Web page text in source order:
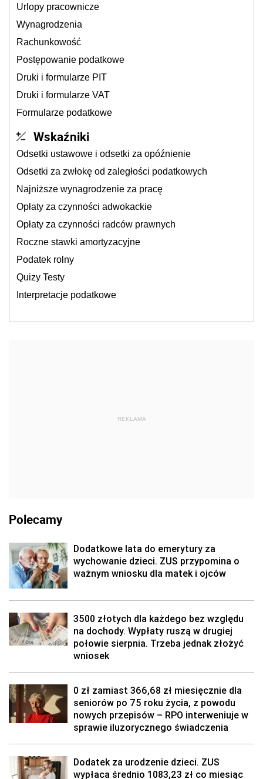
Urlopy pracownicze
Wynagrodzenia
Rachunkowość
Postępowanie podatkowe
Druki i formularze PIT
Druki i formularze VAT
Formularze podatkowe
Wskaźniki
Odsetki ustawowe i odsetki za opóźnienie
Odsetki za zwłokę od zaległości podatkowych
Najniższe wynagrodzenie za pracę
Opłaty za czynności adwokackie
Opłaty za czynności radców prawnych
Roczne stawki amortyzacyjne
Podatek rolny
Quizy Testy
Interpretacje podatkowe
REKLAMA
Polecamy
Dodatkowe lata do emerytury za
wychowanie dzieci. ZUS przypomina o
ważnym wniosku dla matek i ojców
3500 złotych dla każdego bez względu
na dochody. Wypłaty ruszą w drugiej
połowie sierpnia. Trzeba jednak złożyć
wniosek
0 zł zamiast 366,68 zł miesięcznie dla
seniorów po 75 roku życia, z powodu
nowych przepisów – RPO interweniuje w
sprawie iluzorycznego świadczenia
Dodatek za urodzenie dzieci. ZUS
wypłaca średnio 1083,23 zł co miesiąc